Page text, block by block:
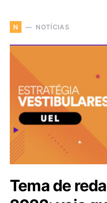
N NOTÍCIAS
Tema de